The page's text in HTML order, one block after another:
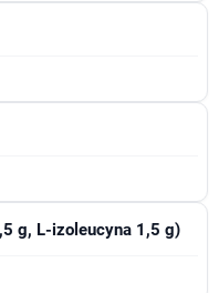
g, L-izoleucyna 1,5 g)